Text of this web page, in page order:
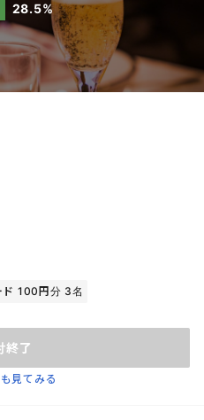
28.5%
100円分 3名
終了
見てみる